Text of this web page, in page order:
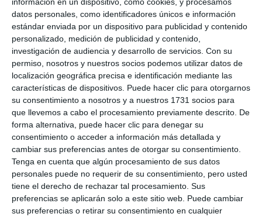
datos personales, como identificadores únicos e información
estándar enviada por un dispositivo para publicidad y contenido
personalizado, medición de publicidad y contenido,
investigación de audiencia y desarrollo de servicios. Con su
permiso, nosotros y nuestros socios podemos utilizar datos de
localización geográfica precisa e identificación mediante las
características de dispositivos. Puede hacer clic para otorgarnos
su consentimiento a nosotros y a nuestros 1731 socios para
que llevemos a cabo el procesamiento previamente descrito. De
forma alternativa, puede hacer clic para denegar su
consentimiento o acceder a información más detallada y
cambiar sus preferencias antes de otorgar su consentimiento.
Tenga en cuenta que algún procesamiento de sus datos
personales puede no requerir de su consentimiento, pero usted
tiene el derecho de rechazar tal procesamiento. Sus
preferencias se aplicarán solo a este sitio web. Puede cambiar
sus preferencias o retirar su consentimiento en cualquier